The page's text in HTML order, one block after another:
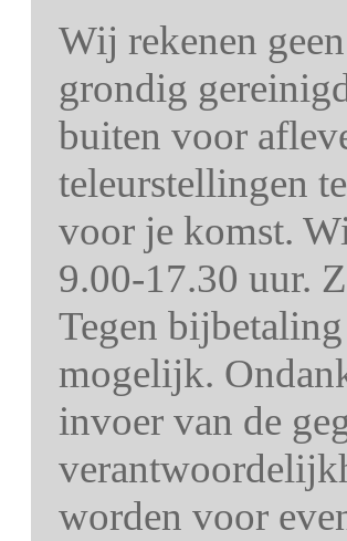
Wij rekenen
grondig
buiten voor
teleurstellingen
voor je komst.
9.00-17.30 uur.
Tegen
mogelijk.
invoer van de
worden voor